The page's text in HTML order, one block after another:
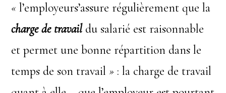
«l’employeurs’assure régulièrement que la
charge de travail du salarié est raisonnable
et permet une bonne répartition dans le
temps de son travail » : la charge de travail